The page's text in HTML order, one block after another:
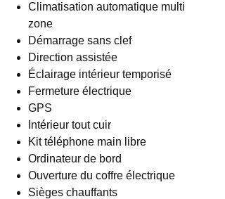
Climatisation automatique multi
zone
Démarrage sans clef
Direction assistée
Éclairage intérieur temporisé
Fermeture électrique
GPS
Intérieur tout cuir
Kit téléphone main libre
Ordinateur de bord
Ouverture du coffre électrique
Sièges chauffants